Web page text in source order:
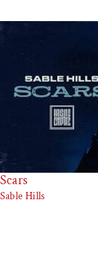
Scars
Sable Hills